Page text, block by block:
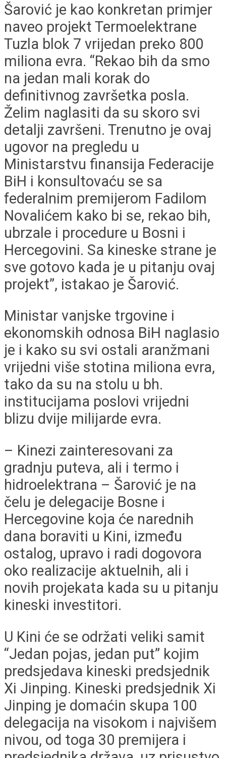
Šarović je kao konkretan primjer
naveo projekt Termoelektrane
Tuzla blok 7 vrijedan preko 800
miliona evra. “Rekao bih da smo
na jedan mali korak do
definitivnog završetka posla.
Želim naglasiti da su skoro svi
detalji završeni. Trenutno je ovaj
ugovor na pregledu u
Ministarstvu finansija Federacije
BiH i konsultovaću se sa
federalnim premijerom Fadilom
Novalićem kako bi se, rekao bih,
ubrzale i procedure u Bosni i
Hercegovini. Sa kineske strane je
sve gotovo kada je u pitanju ovaj
projekt”, istakao je Šarović.
Ministar vanjske trgovine i
ekonomskih odnosa BiH naglasio
je i kako su svi ostali aranžmani
vrijedni više stotina miliona evra,
tako da su na stolu u bh.
institucijama poslovi vrijedni
blizu dvije milijarde evra.
– Kinezi zainteresovani za
gradnju puteva, ali i termo i
hidroelektrana – Šarović je na
čelu je delegacije Bosne i
Hercegovine koja će narednih
dana boraviti u Kini, između
ostalog, upravo i radi dogovora
oko realizacije aktuelnih, ali i
novih projekata kada su u pitanju
kineski investitori.
U Kini će se održati veliki samit
“Jedan pojas, jedan put” kojim
predsjedava kineski predsjednik
Xi Jinping. Kineski predsjednik Xi
Jinping je domaćin skupa 100
delegacija na visokom i najvišem
nivou, od toga 30 premijera i